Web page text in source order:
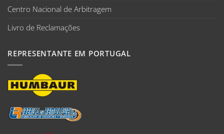
Centro Nacional de Arbitragem
Livro de Reclamações
REPRESENTANTE EM PORTUGAL